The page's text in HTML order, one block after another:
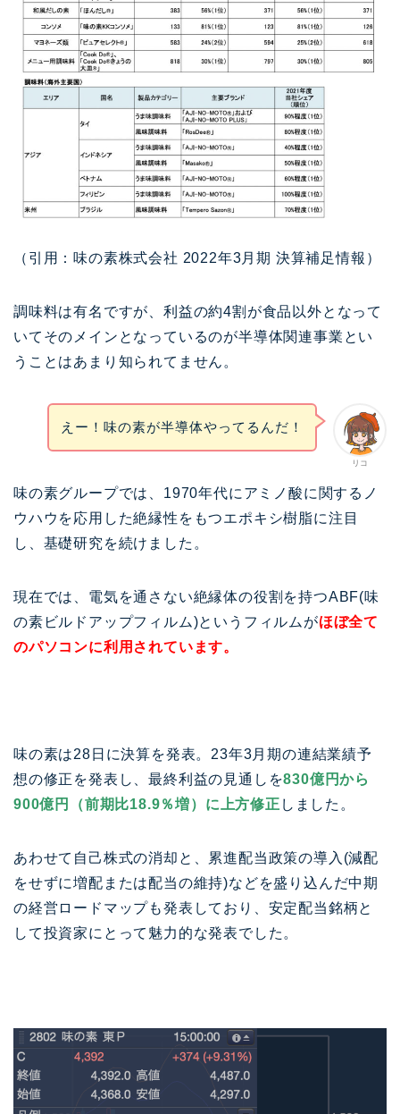
（引用：味の素株式会社 2022年3月期 決算補足情報）
調味料は有名ですが、利益の約4割が食品以外となって
いてそのメインとなっているのが半導体関連事業とい
うことはあまり知られてません。
リコ
えー！味の素が半導体やってるんだ！
味の素グループでは、1970年代にアミノ酸に関するノ
ウハウを応用した絶縁性をもつエポキシ樹脂に注目
し、基礎研究を続けました。
現在では、電気を通さない絶縁体の役割を持つABF(味
の素ビルドアップフィルム)というフィルムがほぼ全て
のパソコンに利用されています。
味の素は28日に決算を発表。23年3月期の連結業績予
想の修正を発表し、最終利益の見通しを830億円から
900億円（前期比18.9％増）に上方修正 しました。
あわせて自己株式の消却と、累進配当政策の導入(減配
をせずに増配または配当の維持)などを盛り込んだ中期
の経営ロードマップも発表しており、安定配当銘柄と
して投資家にとって魅力的な発表でした。